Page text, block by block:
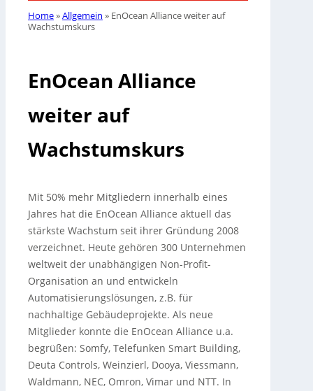
Home»Allgemein » EnOcean Alliance weiter auf
Wachstumskurs
EnOcean Alliance
weiter auf
Wachstumskurs
Mit 50% mehr Mitgliedern innerhalb eines
Jahres hat die EnOcean Alliance aktuell das
stärkste Wachstum seit ihrer Gründung 2008
verzeichnet. Heute gehören 300 Unternehmen
weltweit der unabhängigen Non-Profit-
Organisation an und entwickeln
Automatisierungslösungen, z.B. für
nachhaltige Gebäudeprojekte. Als neue
Mitglieder konnte die EnOcean Alliance u.a.
begrüßen: Somfy, Telefunken Smart Building,
Deuta Controls, Weinzierl, Dooya, Viessmann,
Waldmann, NEC, Omron, Vimar und NTT. In